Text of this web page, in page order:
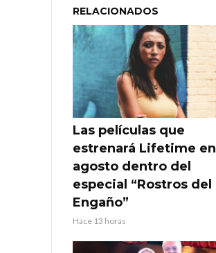
RELACIONADOS
Las películas que
estrenará Lifetime en
agosto dentro del
especial “Rostros del
Engaño”
Hace 13 horas